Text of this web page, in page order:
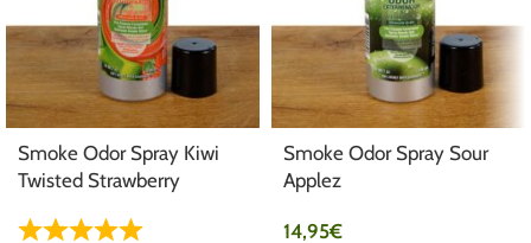
Smoke Odor Spray Kiwi
Twisted Strawberry
Smoke Odor Spray Sour
Applez
14,95€